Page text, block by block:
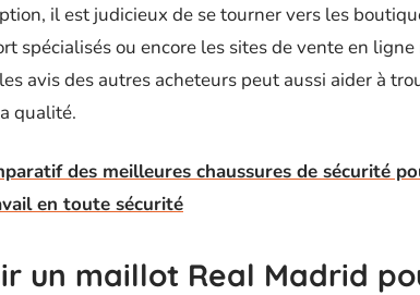
il est judicieux de se tourner vers les
spécialisés ou encore les sites de vente en ligne
avis des autres acheteurs peut aussi aider à
qualité.
des meilleures chaussures de sécurité
en toute sécurité
un maillot Real Madrid